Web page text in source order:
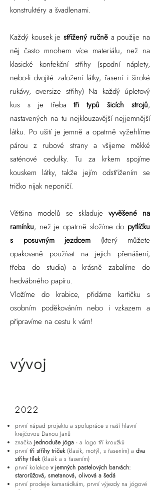
konstruktéry a švadlenami.
Každý kousek jestřižený ručněa použije na
něj často mnohem více materiálu, než na
klasické konfekční střihy (spodní náplety,
nebo-li dvojité založení látky, řasení i široké
rukávy, oversize střihy) Na každý úpletový
kus s je třebatři typů šicích strojů,
nastavených na tu nejklouzavější nejjemnější
látku. Po ušití je jemně a opatrně vyžehlíme
párou z rubové strany a všijeme měkké
saténové cedulky. Tu za krkem spojíme
kouskem látky, takže jejím odstřižením se
tričko nijak neponičí.
Většina modelů se skladuje vyvěšené na
ramínku, než je opatrně složíme do pytlíčku
s posuvným jezdcem (který můžete
opakovaně používat na jejich přenášení,
třeba do studia) a krásně zabalíme do
hedvábného papíru.
Vložíme do krabice, přidáme kartičku s
osobním poděkováním nebo i vzkazem a
připravíme na cestu k vám!
vývoj
2022
první nápad projektu a spolupráce s naší hlavní
krejčovou Danou Janů
značka Jednoduše jóga - a logo tří kroužků
první tři střihy triček(klasik, motýl, s řasením) a dva
střihy tílek(klasik a s řasením)
první kolekce v jemných pastelových barvách:
starorůžová, smetanová, olivová a šedá
první prodeje kamarádkám, první výjezdy na jógové